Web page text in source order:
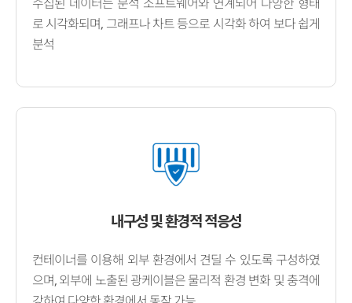
수집된 데이터는 분석 소프트웨어와 연계되어 다양한 형태
로 시각화되며, 그래프나 차트 등으로 시각화 하여 보다 쉽게
분석
내구성 및 환경적 적응성
컨테이너를 이용해 외부 환경에서 견딜 수 있도록 구성하였
으며, 외부에 노출된 광케이블은 물리적 환경 변화 및 충격에